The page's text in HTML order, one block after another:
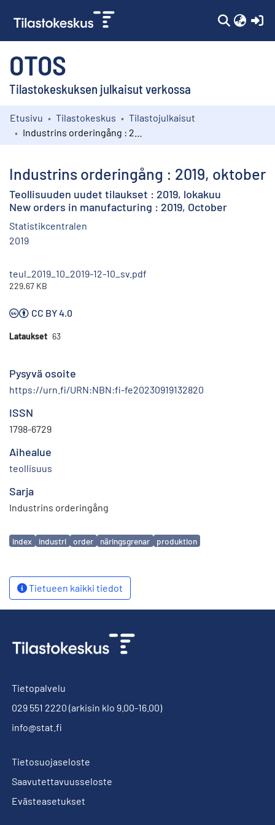
OTOS
Tilastokeskuksen julkaisut verkossa
Kokoelmat
Etusivu Tilastokeskus
Tilastojulkaisut
Industrins orderingång : 2019, oktober
Teollisuuden uudet tilaukset : 2019, lokakuu
New orders in manufacturing : 2019, October
Statistikcentralen
2019
teul_2019_10_2019-12-10_sv.pdf
229.67 KB
CC BY 4.0
Lataukset 63
Pysyvä osoite
https://urn.fi/URN:NBN:fi-fe20230919132820
ISSN
1798-6729
Aihealue
teollisuus
Sarja
Industrins orderingång
Avainsanat
index industri order näringsgrenar produktion
Tietueen kaikki tiedot
Tietopalvelu
029 551 2220 (arkisin klo 9.00-16.00)
info@stat.fi
Tietosuojaseloste
Saavutettavuusseloste
Evästeasetukset